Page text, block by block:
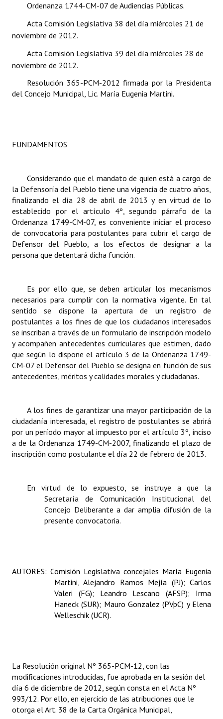
DOCUMENTOS
Informes de Gestión
Proyectos Presentados
Dictámenes Asesoría Letrada
Actas de Sesión
NORMATIVA
Comunicaciones
Declaraciones
Resoluciones
Resoluciones de Presidencia
Antiguos Pobladores
Noticias Destacadas
Registros y Distinciones
Datos Históricos
Premio al Mérito - Registro
Mujeres que Dejaron Huellas - Registro
Periodistas Decanos - Registro
Banca del Vecino - Registro
Huéspedes de Honor - Registro
Antiguos Pobladores - Registro
Bariloche, Municipio intercultural
Entrega de distinciones
REFORMA DE LA CARTA ORGÁNICA
Ordenanza 1744-CM-07 de Audiencias Públicas.
Acta Comisión Legislativa 38 del día miércoles 21 de
noviembre de 2012.
Acta Comisión Legislativa 39 del día miércoles 28 de
noviembre de 2012.
Resolución 365-PCM-2012 firmada por la Presidenta
del Concejo Municipal, Lic. María Eugenia Martini.
FUNDAMENTOS
Considerando que el mandato de quien está a cargo de
la Defensoría del Pueblo tiene una vigencia de cuatro años,
finalizando el día 28 de abril de 2013 y en virtud de lo
establecido por el artículo 4º, segundo párrafo de la
Ordenanza 1749-CM-07, es conveniente iniciar el proceso
de convocatoria para postulantes para cubrir el cargo de
Defensor del Pueblo, a los efectos de designar a la
persona que detentará dicha función.
Es por ello que, se deben articular los mecanismos
necesarios para cumplir con la normativa vigente. En tal
sentido se dispone la apertura de un registro de
postulantes a los fines de que los ciudadanos interesados
se inscriban a través de un formulario de inscripción modelo
y acompañen antecedentes curriculares que estimen, dado
que según lo dispone el artículo 3 de la Ordenanza 1749-
CM-07 el Defensor del Pueblo se designa en función de sus
antecedentes, méritos y calidades morales y ciudadanas.
A los fines de garantizar una mayor participación de la
ciudadanía interesada, el registro de postulantes se abrirá
por un período mayor al impuesto por el artículo 3º, inciso
a de la Ordenanza 1749-CM-2007, finalizando el plazo de
inscripción como postulante el día 22 de febrero de 2013.
En virtud de lo expuesto, se instruye a que la
Secretaría de Comunicación Institucional del
Concejo Deliberante a dar amplia difusión de la
presente convocatoria.
AUTORES: Comisión Legislativa concejales María Eugenia
Martini, Alejandro Ramos Mejía (PJ); Carlos
Valeri (FG); Leandro Lescano (AFSP); Irma
Haneck (SUR); Mauro Gonzalez (PVpC) y Elena
Welleschik (UCR).
La Resolución original Nº 365-PCM-12, con las
modificaciones introducidas, fue aprobada en la sesión del
día 6 de diciembre de 2012, según consta en el Acta Nº
993/12. Por ello, en ejercicio de las atribuciones que le
otorga el Art. 38 de la Carta Orgánica Municipal,